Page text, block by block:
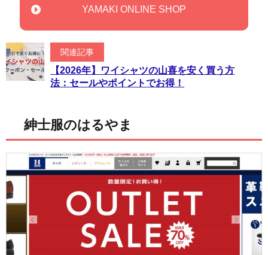
YAMAKI ONLINE SHOP
関連記事
【2026年】ワイシャツの山喜を安く買う方
法：セールやポイントでお得！
紳士服のはるやま